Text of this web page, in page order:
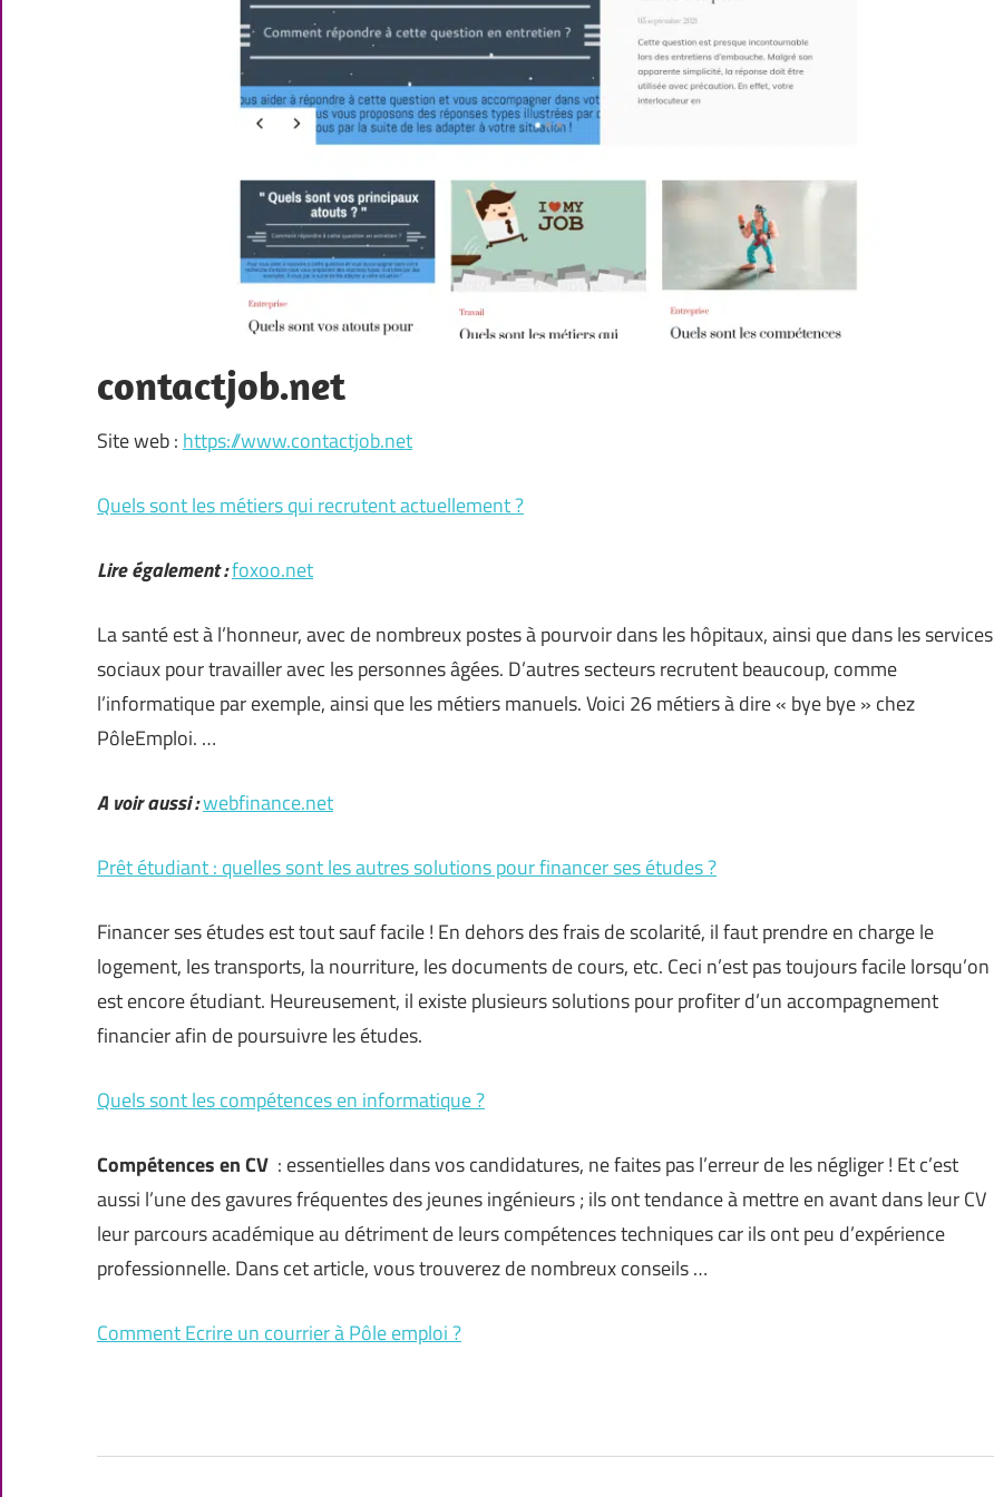
contactjob.net
Site web :https://www.contactjob.net
Quels sont les métiers qui recrutent actuellement ?
Lire également :foxoo.net
La santé est à l’honneur, avec de nombreux postes à pourvoir dans les hôpitaux, ainsi que dans les services
sociaux pour travailler avec les personnes âgées. D’autres secteurs recrutent beaucoup, comme
l’informatique par exemple, ainsi que les métiers manuels. Voici 26 métiers à dire « bye bye » chez
PôleEmploi. …
A voir aussi :webfinance.net
Prêt étudiant : quelles sont les autres solutions pour financer ses études ?
Financer ses études est tout sauf facile ! En dehors des frais de scolarité, il faut prendre en charge le
logement, les transports, la nourriture, les documents de cours, etc. Ceci n’est pas toujours facile lorsqu’on
est encore étudiant. Heureusement, il existe plusieurs solutions pour profiter d’un accompagnement
financier afin de poursuivre les études.
Quels sont les compétences en informatique ?
Compétences en CV : essentielles dans vos candidatures, ne faites pas l’erreur de les négliger ! Et c’est
aussi l’une des gavures fréquentes des jeunes ingénieurs ; ils ont tendance à mettre en avant dans leur CV
leur parcours académique au détriment de leurs compétences techniques car ils ont peu d’expérience
professionnelle. Dans cet article, vous trouverez de nombreux conseils …
Comment Ecrire un courrier à Pôle emploi ?